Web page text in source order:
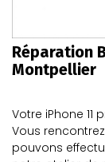
Réparation
Montpellier
Votre iPhone
Vous
pouvons